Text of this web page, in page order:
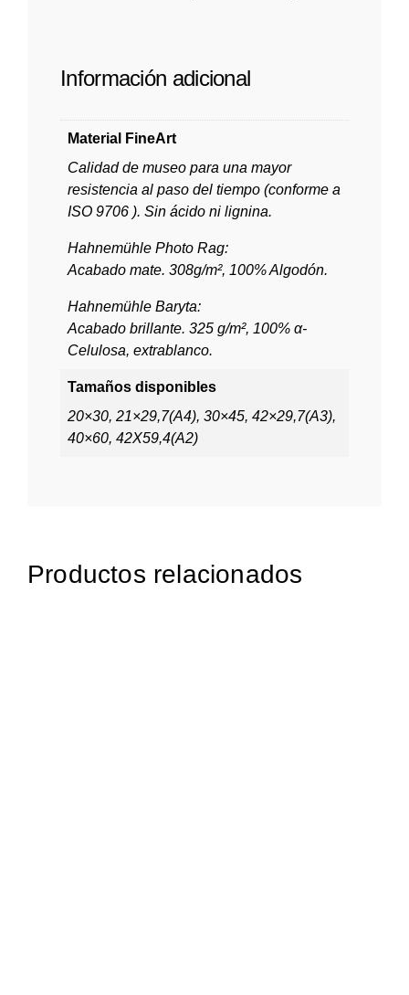
Información adicional
Material FineArt
Calidad de museo para una mayor
resistencia al paso del tiempo (conforme a
ISO 9706 ). Sin ácido ni lignina.
Hahnemühle Photo Rag:
Acabado mate. 308g/m², 100% Algodón.
Hahnemühle Baryta:
Acabado brillante. 325 g/m², 100% α-
Celulosa, extrablanco.
Tamaños disponibles
20×30, 21×29,7(A4), 30×45, 42×29,7(A3),
40×60, 42X59,4(A2)
Productos relacionados